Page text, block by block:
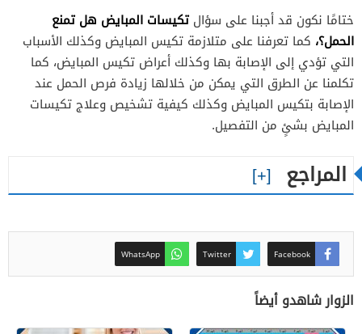
ختامًا نكون قد أجبنا على سؤالتكيسات المبايض هل تمنع
الحمل؟، كما تعرفنا على متلازمة تكيس المبايض وكذلك الأسباب
التي تؤدي إلى الإصابة بها وكذلك أعراض تكيس المبايض، كما
تكلمنا عن الطرق التي يمكن من خلالها زيادة فرص الحمل عند
الإصابة بتكيس المبايض وكذلك كيفية تشخيص وعلاج تكيسات
المبايض بشئٍ من التفصيل.
المراجع
Facebook
Twitter
WhatsApp
الزوار شاهدو أيضاً